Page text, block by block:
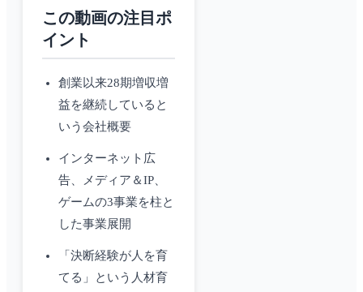
この動画の注目ポ
イント
創業以来28期増収増
益を継続していると
いう会社概要
インターネット広
告、メディア＆IP、
ゲームの3事業を柱と
した事業展開
「決断経験が人を育
てる」という人材育